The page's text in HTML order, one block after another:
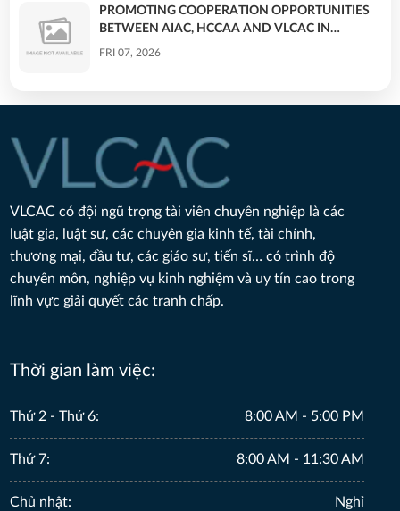
PROMOTING COOPERATION OPPORTUNITIES
BETWEEN AIAC, HCCAA AND VLCAC IN
COMMERCIAL ARBITRATION
FRI 07, 2026
THƯƠNG MẠI
FRI 07, 2026
BÀI PHỎNG VẤN TRÊN BÁO PHÁP LUẬT VIỆT
NAM: NHẬN DIỆN HÀNH VI VÀ BẢO VỆ HIỆU
QUẢ NGƯỜI BỊ BẠO LỰC TÌNH DỤC TRONG
HÔN NHÂN
THU 07, 2026
Nhận diện hành vi và bảo vệ hiệu quả người bị bạo
lực tình dục trong hôn nhân
Vụ tranh chấp thừa kế của cố NSƯT Vũ Linh còn có
Lỡ ký hợp đồng sở hữu kỳ nghỉ, khách hàng phải
VLCAC có đội ngũ trọng tài viên chuyên nghiệp là các
luật gia, luật sư, các chuyên gia kinh tế, tài chính,
thương mại, đầu tư, các giáo sư, tiến sĩ… có trình độ
chuyên môn, nghiệp vụ kinh nghiệm và uy tín cao trong
lĩnh vực giải quyết các tranh chấp.
Thời gian làm việc:
Thứ 2 - Thứ 6: 8:00 AM - 5:00 PM
Thứ 7: 8:00 AM - 11:30 AM
Chủ nhật: Nghỉ